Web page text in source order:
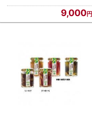
9,000